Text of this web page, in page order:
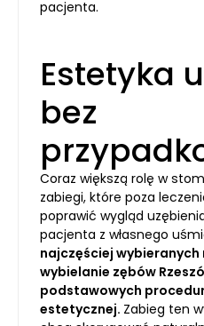
pacjenta.
Estetyka
bez
Coraz większą rolę w
zabiegi, które poza
poprawić wygląd
pacjenta z własnego
najczęściej
wybielanie zębów
podstawowych
estetycznej. Zabieg ten